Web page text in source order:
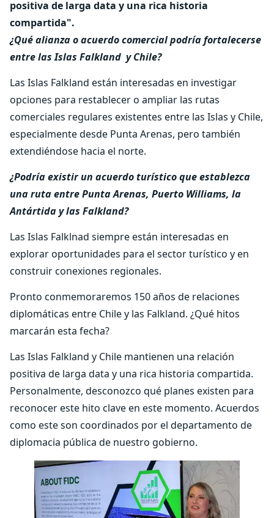
positiva de larga data y una rica historia
compartida".
¿Qué alianza o acuerdo comercial podría fortalecerse
entre las Islas Falkland y Chile?
Las Islas Falkland están interesadas en investigar
opciones para restablecer o ampliar las rutas
comerciales regulares existentes entre las Islas y Chile,
especialmente desde Punta Arenas, pero también
extendiéndose hacia el norte.
¿Podría existir un acuerdo turístico que establezca
una ruta entre Punta Arenas, Puerto Williams, la
Antártida y las Falkland?
Las Islas Falklnad siempre están interesadas en
explorar oportunidades para el sector turístico y en
construir conexiones regionales.
Pronto conmemoraremos 150 años de relaciones
diplomáticas entre Chile y las Falkland. ¿Qué hitos
marcarán esta fecha?
Las Islas Falkland y Chile mantienen una relación
positiva de larga data y una rica historia compartida.
Personalmente, desconozco qué planes existen para
reconocer este hito clave en este momento. Acuerdos
como este son coordinados por el departamento de
diplomacia pública de nuestro gobierno.